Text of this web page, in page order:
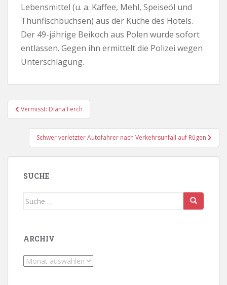
Lebensmittel (u. a. Kaffee, Mehl, Speiseöl und
Thunfischbüchsen) aus der Küche des Hotels.
Der 49-jährige Beikoch aus Polen wurde sofort
entlassen. Gegen ihn ermittelt die Polizei wegen
Unterschlagung.
Beitragsnavigation
Vermisst: Diana Ferch
Schwer verletzter Autofahrer nach Verkehrsunfall auf Rügen
SUCHE
Suche
ARCHIV
Archiv